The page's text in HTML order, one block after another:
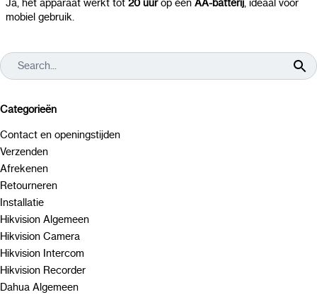
Ja, het apparaat werkt tot 20 uurop één AA-batterij, ideaal voor
mobiel gebruik.
Categorieën
Contact en openingstijden
Verzenden
Afrekenen
Retourneren
Installatie
Hikvision Algemeen
Hikvision Camera
Hikvision Intercom
Hikvision Recorder
Dahua Algemeen